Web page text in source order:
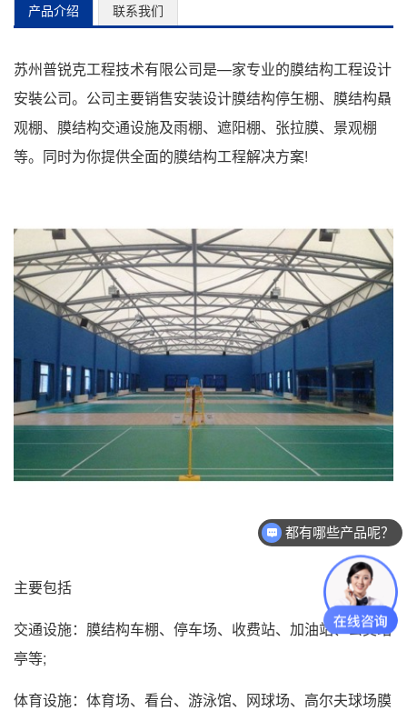
产品介绍 联系我们
苏州普锐克工程技术有限公司是—家专业的膜结构工程设计
安裝公司。公司主要销售安装设计膜结构停玍棚、膜结构贔
观棚、膜结构交通设施及雨棚、遮阳棚、张拉膜、景观棚
等。同时为你提供全面的膜结构工程解决方案!
主要包括
交通设施：膜结构车棚、停车场、收费站、加油站、公交站
亭等;
体育设施：体育场、看台、游泳馆、网球场、高尔夫球场膜
都有哪些产品呢？